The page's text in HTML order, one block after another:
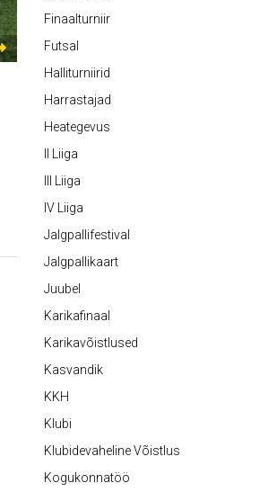
Finaalturniir
Futsal
Halliturniirid
Harrastajad
Heategevus
II Liiga
III Liiga
IV Liiga
Jalgpallifestival
Jalgpallikaart
Juubel
Karikafinaal
Karikavõistlused
Kasvandik
KKH
Klubi
Klubidevaheline Võistlus
Kogukonnatöö